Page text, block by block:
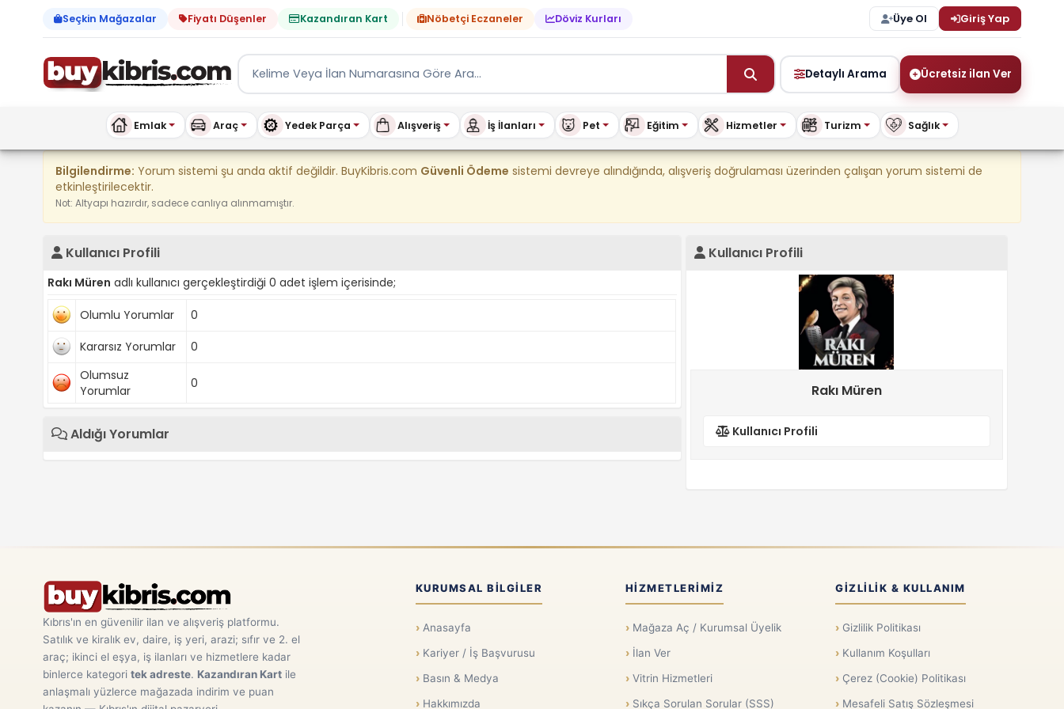
Seçkin Mağazalar Fiyatı Düşenler Kazandıran Kart Nöbetçi Eczaneler Döviz Kurları Üye Ol Giriş Yap
Detaylı Arama Ücretsiz ilan Ver
Emlak Araç Yedek Parça Alışveriş İş İlanları Pet Eğitim Hizmetler Turizm Sağlık
Kıbrıs İlan Platformu | Satılık & Kiralık Ev, Araç, Eşya ve Daha Fazlası –
Bilgilendirme: Yorum sistemi şu anda aktif değildir. BuyKibris.com Güvenli Ödeme sistemi devreye alındığında, alışveriş doğrulaması üzerinden çalışan yorum sistemi de
etkinleştirilecektir.
Not: Altyapı hazırdır, sadece canlıya alınmamıştır.
Kullanıcı Profili
Rakı Müren adlı kullanıcı gerçekleştirdiği 0 adet işlem içerisinde;
Olumlu Yorumlar
0
Kararsız Yorumlar
0
Olumsuz
Yorumlar
0
Aldığı Yorumlar
Kullanıcı Profili
Rakı Müren
Kullanıcı Profili
Kıbrıs'ın en güvenilir ilan ve alışveriş platformu.
Satılık ve kiralık ev, daire, iş yeri, arazi; sıfır ve 2. el
araç; ikinci el eşya, iş ilanları ve hizmetlere kadar
binlerce kategori tek adreste. Kazandıran Kartile
anlaşmalı yüzlerce mağazada indirim ve puan
KURUMSAL BILGILER
Anasayfa
Kariyer / İş Başvurusu
Basın & Medya
Hakkımızda
HIZMETLERIMIZ
Mağaza Aç / Kurumsal Üyelik
İlan Ver
Vitrin Hizmetleri
Sıkça Sorulan Sorular (SSS)
GIZLILIK & KULLANIM
Gizlilik Politikası
Kullanım Koşulları
Çerez (Cookie) Politikası
Mesafeli Satış Sözleşmesi